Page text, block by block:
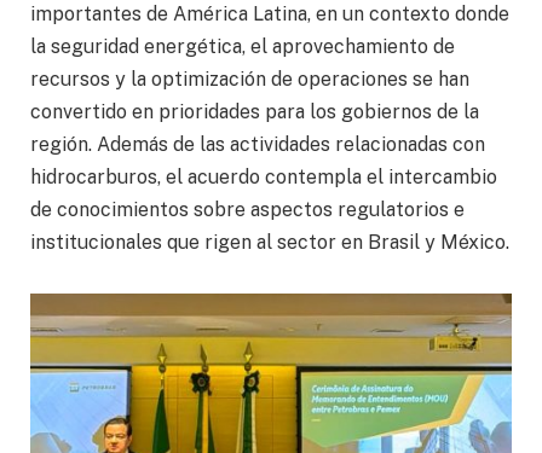
importantes de América Latina, en un contexto donde
la seguridad energética, el aprovechamiento de
recursos y la optimización de operaciones se han
convertido en prioridades para los gobiernos de la
región. Además de las actividades relacionadas con
hidrocarburos, el acuerdo contempla el intercambio
de conocimientos sobre aspectos regulatorios e
institucionales que rigen al sector en Brasil y México.